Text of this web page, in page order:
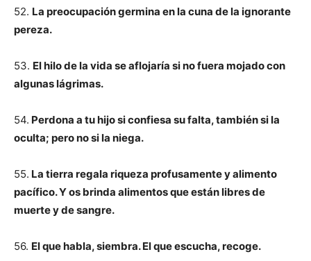
52. La preocupación germina en la cuna de la ignorante
pereza.
53. El hilo de la vida se aflojaría si no fuera mojado con
algunas lágrimas.
54. Perdona a tu hijo si confiesa su falta, también si la
oculta; pero no si la niega.
55. La tierra regala riqueza profusamente y alimento
pacífico. Y os brinda alimentos que están libres de
muerte y de sangre.
56. El que habla, siembra. El que escucha, recoge.